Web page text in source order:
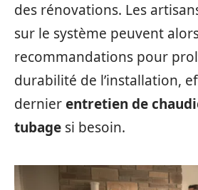
des rénovations. Les
sur le système peuvent
recommandations pour
durabilité de l’installation,
dernierentretien de
tubage si besoin.